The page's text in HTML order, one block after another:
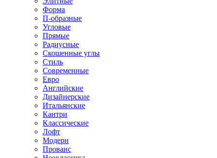
Форма
П-образные
Угловые
Прямые
Радиусные
Скошенные углы
Стиль
Современные
Евро
Английские
Дизайнерские
Итальянские
Кантри
Классические
Лофт
Модерн
Прованс